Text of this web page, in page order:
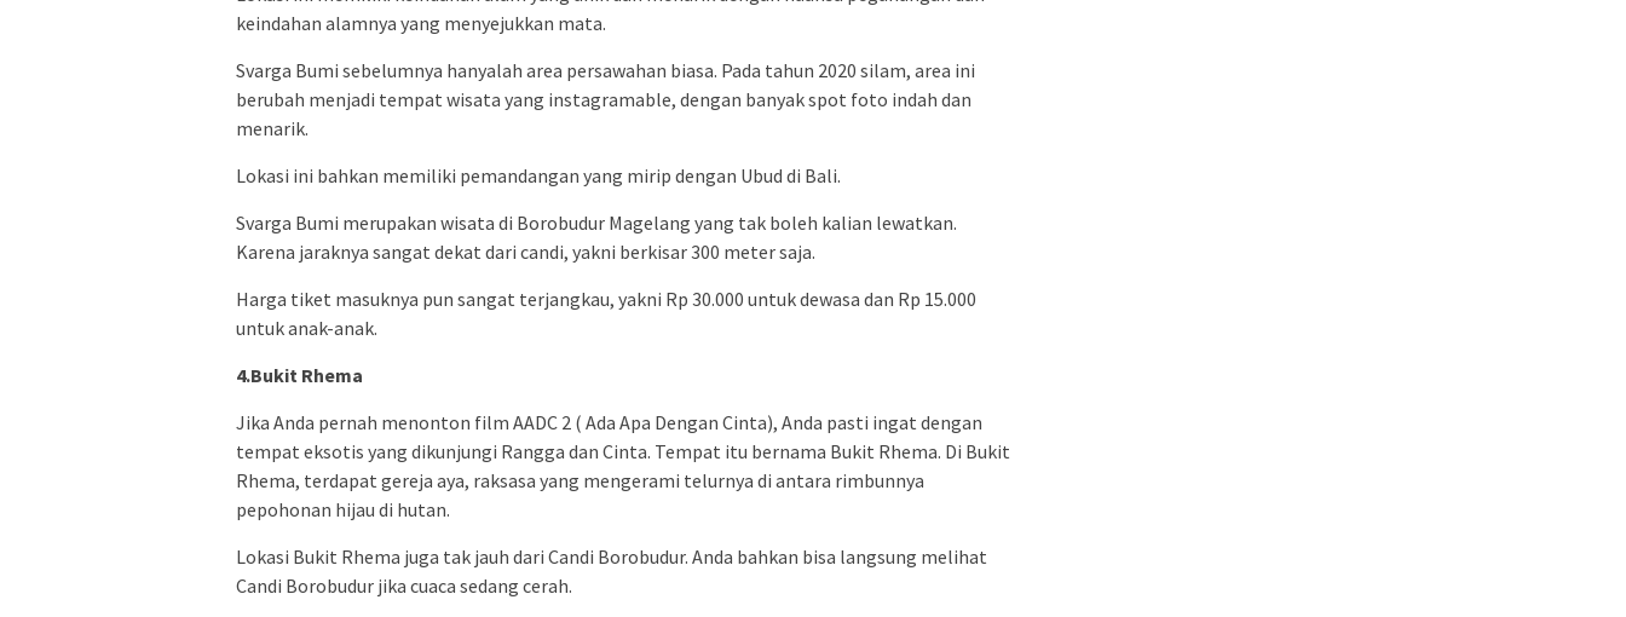
keindahan alamnya yang menyejukkan mata.
Svarga Bumi sebelumnya hanyalah area persawahan biasa. Pada tahun 2020 silam, area ini
berubah menjadi tempat wisata yang instagramable, dengan banyak spot foto indah dan
menarik.
Lokasi ini bahkan memiliki pemandangan yang mirip dengan Ubud di Bali.
Svarga Bumi merupakan wisata di Borobudur Magelang yang tak boleh kalian lewatkan.
Karena jaraknya sangat dekat dari candi, yakni berkisar 300 meter saja.
Harga tiket masuknya pun sangat terjangkau, yakni Rp 30.000 untuk dewasa dan Rp 15.000
untuk anak-anak.
4.Bukit Rhema
Jika Anda pernah menonton film AADC 2 ( Ada Apa Dengan Cinta), Anda pasti ingat dengan
tempat eksotis yang dikunjungi Rangga dan Cinta. Tempat itu bernama Bukit Rhema. Di Bukit
Rhema, terdapat gereja aya, raksasa yang mengerami telurnya di antara rimbunnya
pepohonan hijau di hutan.
Lokasi Bukit Rhema juga tak jauh dari Candi Borobudur. Anda bahkan bisa langsung melihat
Candi Borobudur jika cuaca sedang cerah.